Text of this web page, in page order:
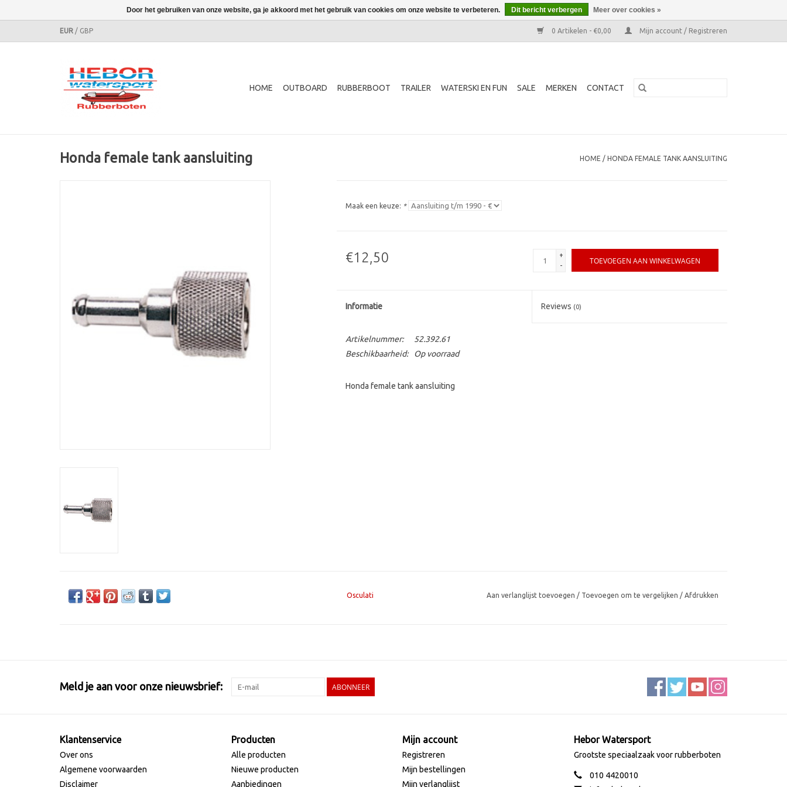
EUR / GBP 0 Artikelen - €0,00 Mijn account / Registreren
HOME OUTBOARD RUBBERBOOT TRAILER WATERSKI EN FUN SALE MERKEN CONTACT
Honda female tank aansluiting HOME / HONDA FEMALE TANK AANSLUITING
Maak een keuze: *
€12,50
+
-
TOEVOEGEN AAN WINKELWAGEN
Informatie Reviews (0)
Artikelnummer:
52.392.61
Beschikbaarheid:
Op voorraad
Honda female tank aansluiting
Osculati Aan verlanglijst toevoegen / Toevoegen om te vergelijken / Afdrukken
Meld je aan voor onze nieuwsbrief: ABONNEER
Klantenservice
Over ons
Algemene voorwaarden
Disclaimer
Producten
Alle producten
Nieuwe producten
Aanbiedingen
Mijn account
Registreren
Mijn bestellingen
Mijn verlanglijst
Hebor Watersport
Grootste speciaalzaak voor rubberboten
010 4420010
Door het gebruiken van onze website, ga je akkoord met het gebruik van cookies om onze website te verbeteren. Dit bericht verbergen Meer over cookies »